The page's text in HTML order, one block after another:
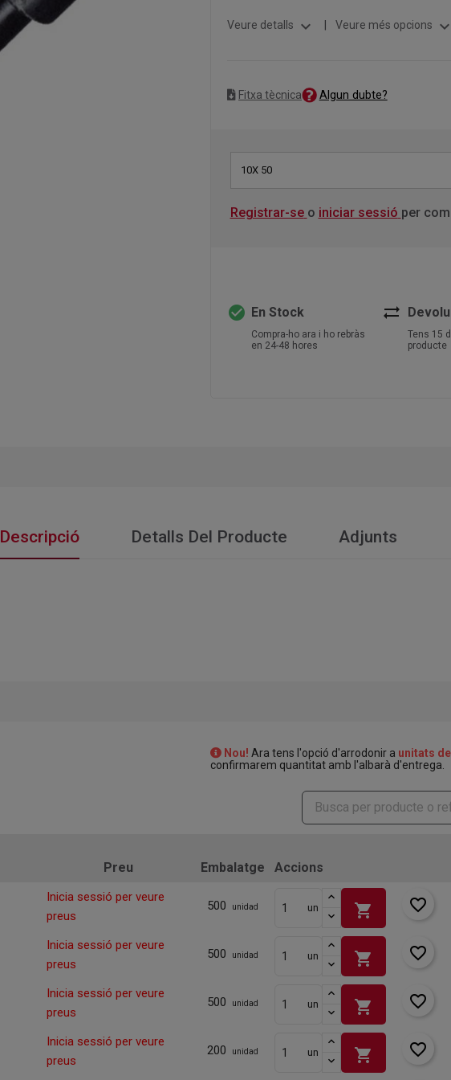
Veure detalls expand_more Veure més opcions expand_more
Fitxa tècnica Algun dubte?
10X 50
Registrar-se o iniciar sessió per
check_circle En Stock
Compra-ho ara i ho rebràs
en 24-48 hores
sync_alt
Tens 15
producte
Descripció Detalls Del Producte Adjunts
Nou! Ara tens l'opció d'arrodonir a unitats
confirmarem quantitat amb l'albarà d'entrega.
Preu Embalatge Accions
Inicia sessió per veure
preus
500 unidad un shopping_cart favorite_border
Inicia sessió per veure
preus
500 unidad un shopping_cart favorite_border
Inicia sessió per veure
preus
500 unidad un shopping_cart favorite_border
Inicia sessió per veure
preus
200 unidad un shopping_cart favorite_border